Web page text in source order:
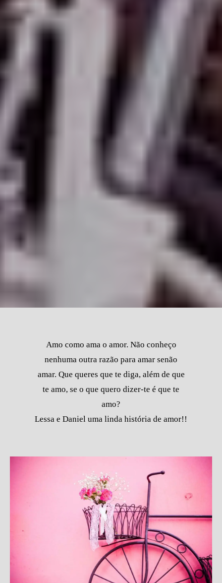
Amo como ama o amor. Não conheço
nenhuma outra razão para amar senão
amar. Que queres que te diga, além de que
te amo, se o que quero dizer-te é que te
amo?
Lessa e Daniel uma linda história de amor!!